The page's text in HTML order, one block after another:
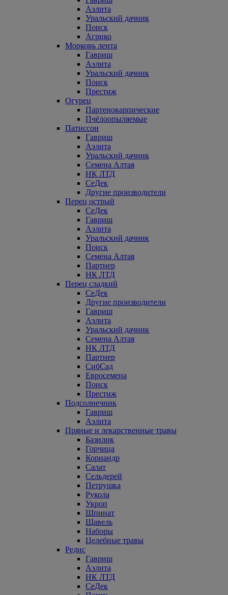
Аэлита
Уральский дачник
Поиск
Агрико
Морковь лента
Гавриш
Аэлита
Уральский дачник
Поиск
Престиж
Огурец
Партенокарпические
Пчёлоопыляемые
Патиссон
Гавриш
Аэлита
Уральский дачник
Семена Алтая
НК ЛТД
СеДек
Другие производители
Перец острый
СеДек
Гавриш
Аэлита
Уральский дачник
Поиск
Семена Алтая
Партнер
НК ЛТД
Перец сладкий
СеДек
Другие производители
Гавриш
Аэлита
Уральский дачник
Семена Алтая
НК ЛТД
Партнер
СибСад
Евросемена
Поиск
Престиж
Подсолнечник
Гавриш
Аэлита
Пряные и лекарственные травы
Базилик
Горчица
Кориандр
Салат
Сельдерей
Петрушка
Рукола
Укроп
Шпинат
Щавель
Наборы
Целебные травы
Редис
Гавриш
Аэлита
НК ЛТД
СеДек